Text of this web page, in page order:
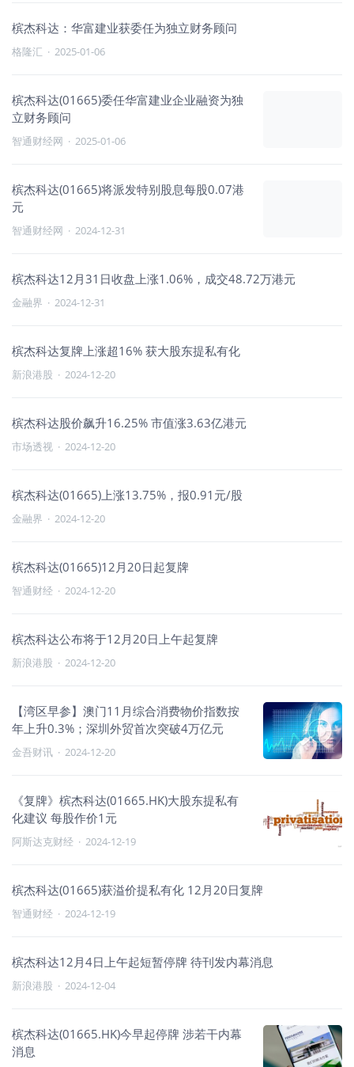
槟杰科达：华富建业获委任为独立财务顾问
格隆汇 · 2025-01-06
槟杰科达(01665)委任华富建业企业融资为独
立财务顾问
智通财经网 · 2025-01-06
槟杰科达(01665)将派发特别股息每股0.07港
元
智通财经网 · 2024-12-31
槟杰科达12月31日收盘上涨1.06%，成交48.72万港元
金融界 · 2024-12-31
槟杰科达复牌上涨超16% 获大股东提私有化
新浪港股 · 2024-12-20
槟杰科达股价飙升16.25% 市值涨3.63亿港元
市场透视 · 2024-12-20
槟杰科达(01665)上涨13.75%，报0.91元/股
金融界 · 2024-12-20
槟杰科达(01665)12月20日起复牌
智通财经 · 2024-12-20
槟杰科达公布将于12月20日上午起复牌
新浪港股 · 2024-12-20
【湾区早参】澳门11月综合消费物价指数按
年上升0.3%；深圳外贸首次突破4万亿元
金吾财讯 · 2024-12-20
《复牌》槟杰科达(01665.HK)大股东提私有
化建议 每股作价1元
阿斯达克财经 · 2024-12-19
槟杰科达(01665)获溢价提私有化 12月20日复牌
智通财经 · 2024-12-19
槟杰科达12月4日上午起短暂停牌 待刊发内幕消息
新浪港股 · 2024-12-04
槟杰科达(01665.HK)今早起停牌 涉若干内幕
消息